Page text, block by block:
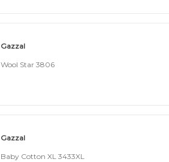
Gazzal
Wool Star 3806
Gazzal
Baby Cotton XL 3433XL